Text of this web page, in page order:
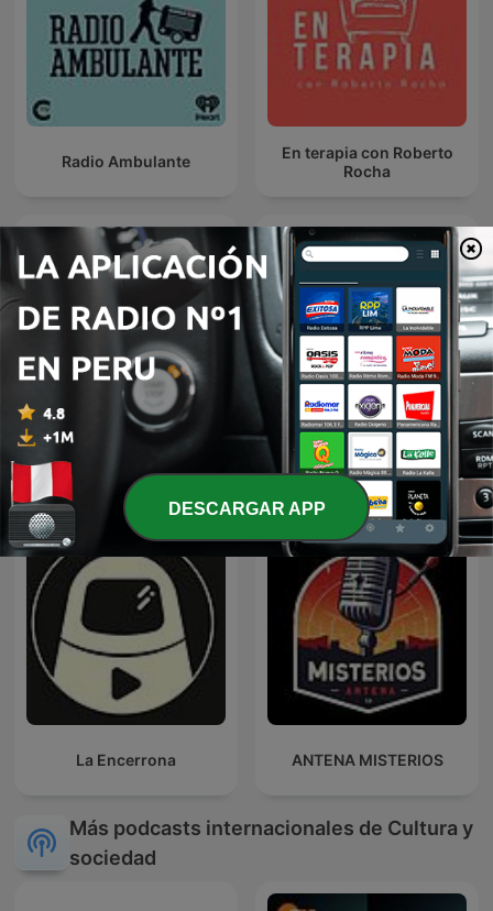
Radio Ambulante
En terapia con Roberto
Rocha
La Corneta Extendida Martes De Misterio
La Encerrona ANTENA MISTERIOS
Más podcasts internacionales de Cultura y
sociedad
DESCARGAR APP